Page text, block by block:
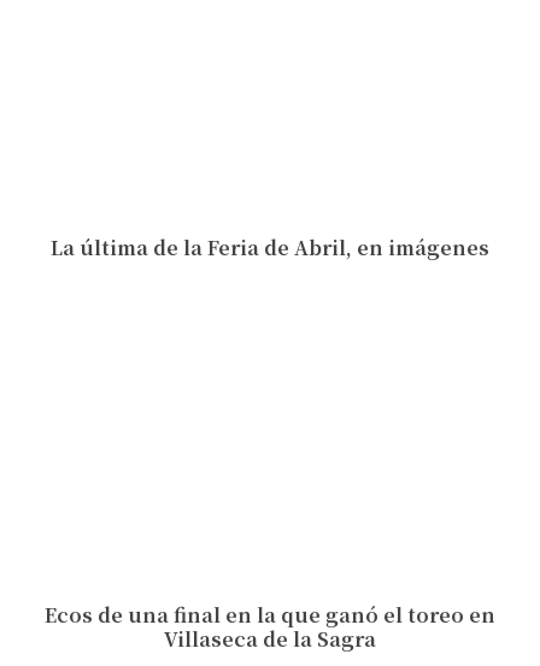
La última de la Feria de Abril, en imágenes
Ecos de una final en la que ganó el toreo en
Villaseca de la Sagra